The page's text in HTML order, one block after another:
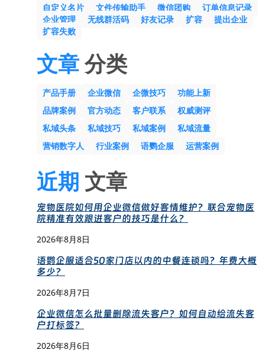
自定义名片 文件传输助手 微信团购
订单信息记录
企业管理
无线群活码 好友记录 扩容
提出企业
扩容失败
文章分类
产品手册 企业微信 企微技巧
功能上新
品牌案例
官方动态 客户联系
权威测评
私域头条
私域技巧 私域案例
私域流量
营销数字人
行业案例 语鹦企服 运营案例
近期 文章
宠物医院如何用企业微信做好客情维护？联合宠物医
院精准有效跟进客户的技巧是什么？
2026年8月8日
语鹦企服适合50家门店以内的中餐连锁吗？年费大概
多少？
2026年8月7日
企业微信怎么批量删除流失客户？如何自动给流失客
户打标签？
2026年8月6日